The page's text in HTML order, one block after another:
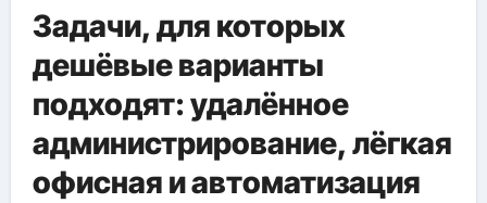
Задачи, для которых
дешёвые варианты
подходят: удалённое
администрирование, лёгкая
офисная и автоматизация